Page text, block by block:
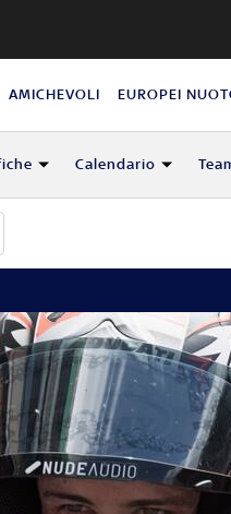
AMICHEVOLI EUROPEI
Calendario